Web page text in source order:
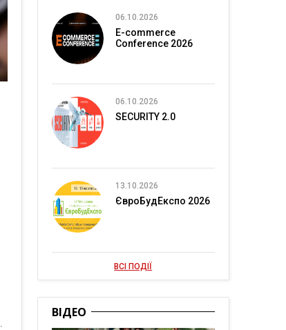
06.10.2026
E-commerce
Conference 2026
06.10.2026
SECURITY 2.0
13.10.2026
ЄвроБудЕкспо 2026
ВСІ ПОДІЇ
ВІДЕО